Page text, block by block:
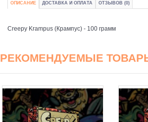
ОПИСАНИЕ ДОСТАВКА И ОПЛАТА ОТЗЫВОВ (0)
Creepy Krampus (Крампус) - 100 грамм
РЕКОМЕНДУЕМЫЕ